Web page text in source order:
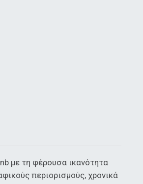
με τη φέρουσα ικανότητα
περιορισμούς, χρονικά